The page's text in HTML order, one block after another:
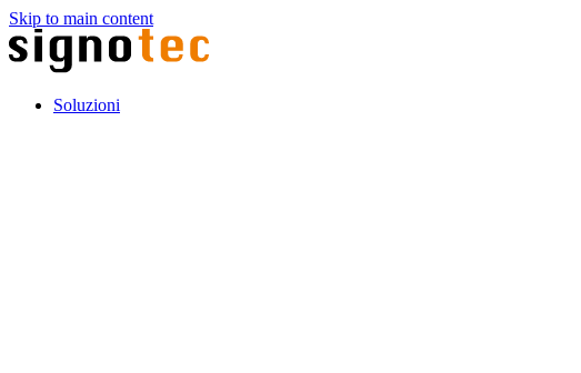
Skip to main content
Soluzioni